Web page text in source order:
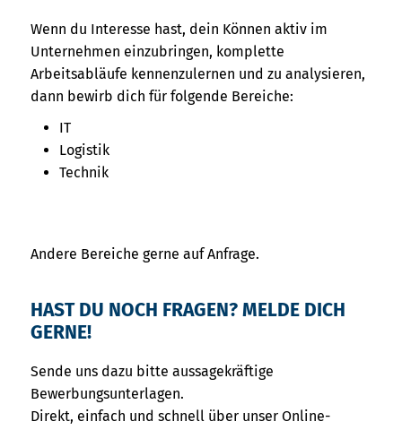
Wenn du Interesse hast, dein Können aktiv im
Unternehmen einzubringen, komplette
Arbeitsabläufe kennenzulernen und zu analysieren,
dann bewirb dich für folgende Bereiche:
IT
Logistik
Technik
Andere Bereiche gerne auf Anfrage.
HAST DU NOCH FRAGEN? MELDE DICH
GERNE!
Sende uns dazu bitte aussagekräftige
Bewerbungsunterlagen.
Direkt, einfach und schnell über unser Online-